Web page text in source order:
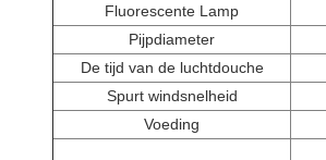
Fluorescente Lamp
Pijpdiameter
De tijd van de luchtdouche
Spurt windsnelheid
Voeding